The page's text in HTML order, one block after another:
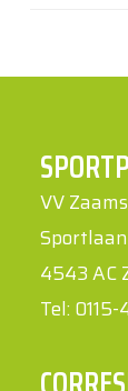
VV
4543 AC
Tel: 0115-